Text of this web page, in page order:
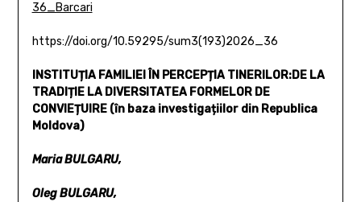
36_Barcari
https://doi.org/10.59295/sum3(193)2026_36
INSTITUȚIA FAMILIEI ÎN PERCEPȚIA TINERILOR:DE LA
TRADIȚIE LA DIVERSITATEA FORMELOR DE
CONVIEȚUIRE (în baza investigațiilor din Republica
Moldova)
Maria BULGARU,
Oleg BULGARU,